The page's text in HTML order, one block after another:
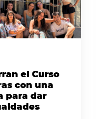
el Curso
con una
para dar